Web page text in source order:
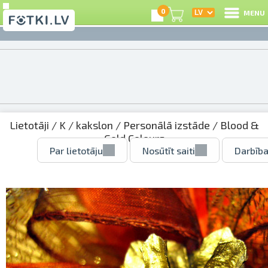
0 MENU
Lietotāji / K / kakslon / Personālā izstāde / Blood &
Gold Colours
Par lietotāju Nosūtīt saiti